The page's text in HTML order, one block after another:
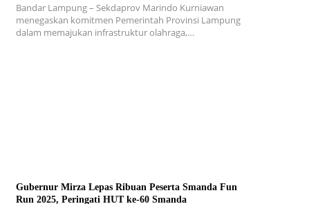
Bandar Lampung – Sekdaprov Marindo Kurniawan
menegaskan komitmen Pemerintah Provinsi Lampung
dalam memajukan infrastruktur olahraga,…
Gubernur Mirza Lepas Ribuan Peserta Smanda Fun
Run 2025, Peringati HUT ke-60 Smanda